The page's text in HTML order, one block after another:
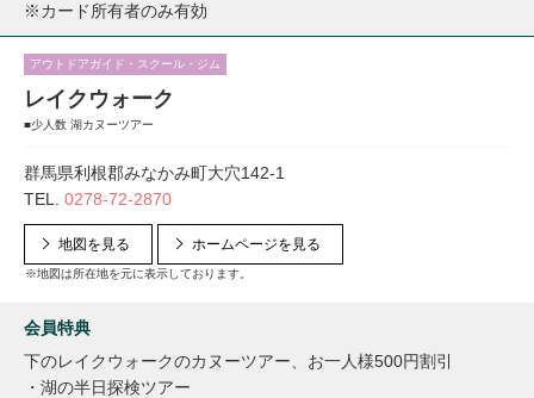
※カード所有者のみ有効
アウトドアガイド・スクール・ジム
レイクウォーク
■少人数 湖カヌーツアー
群馬県利根郡みなかみ町大穴142-1
TEL. 0278-72-2870
地図を見る
※地図は所在地を元に表示しております。
ホームページを見る
会員特典
下のレイクウォークのカヌーツアー、お一人様500円割引
・湖の半日探検ツアー